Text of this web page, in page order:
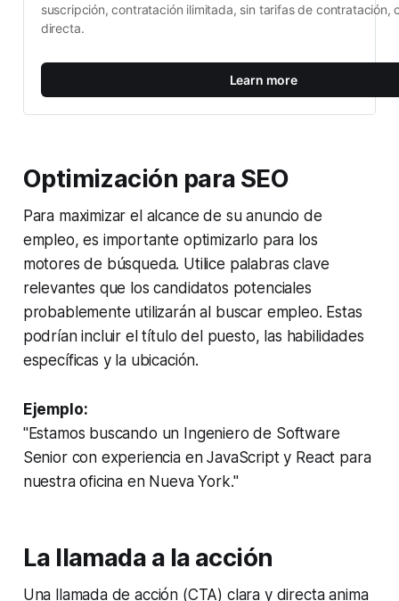
suscripción, contratación ilimitada, sin tarifas de contratación,
directa.
Learn more
Optimización para SEO
Para maximizar el alcance de su anuncio de
empleo, es importante optimizarlo para los
motores de búsqueda. Utilice palabras clave
relevantes que los candidatos potenciales
probablemente utilizarán al buscar empleo. Estas
podrían incluir el título del puesto, las habilidades
específicas y la ubicación.
Ejemplo:
"Estamos buscando un Ingeniero de Software
Senior con experiencia en JavaScript y React para
nuestra oficina en Nueva York."
La llamada a la acción
Una llamada de acción (CTA) clara y directa anima